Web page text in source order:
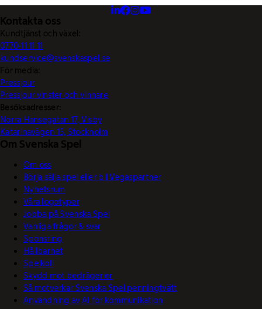
Kontakta oss
Kundtjänst och växel:
0770-11 11 11
kundservice@svenskaspel.se
För media:
Pressjour
Pressjour vinster och vinnare
Besöksadresser:
Norra Hansegatan 17, Visby
Katarinavägen 15, Stockholm
Om Svenska Spel
Om oss
Börja sälja spel eller bli Vegaspartner
Nyhetsrum
Våra logotyper
Jobba på Svenska Spel
Vanliga frågor & svar
Sponsring
Hållbarhet
Spelkoll
Skydd mot bedrägerier
Så motverkar Svenska Spel penningtvätt
Användning av AI för kommunikation